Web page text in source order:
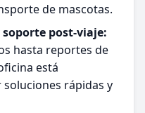
de mascotas.
post-viaje:
hasta reportes de
está
rápidas y